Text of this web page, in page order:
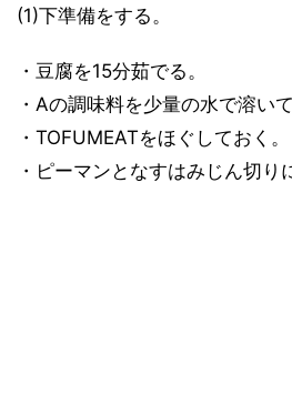
(1)下準備をする。
・豆腐を15分茹でる。
・Aの調味料を少量の水で溶いて
・TOFUMEATをほぐしておく。
・ピーマンとなすはみじん切り